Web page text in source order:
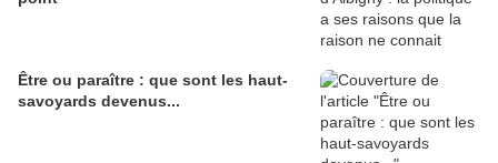
Être ou paraître : que sont les haut-
savoyards devenus...